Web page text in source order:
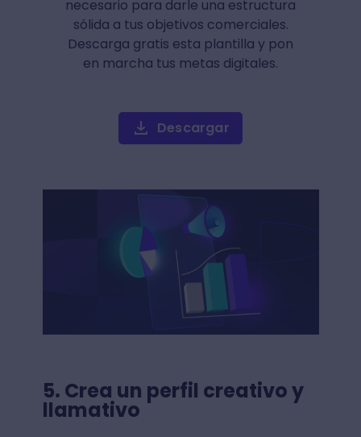
necesario para darle una estructura
sólida a tus objetivos comerciales.
Descarga gratis esta plantilla y pon
en marcha tus metas digitales.
Descargar
5. Crea un perfil creativo y
llamativo